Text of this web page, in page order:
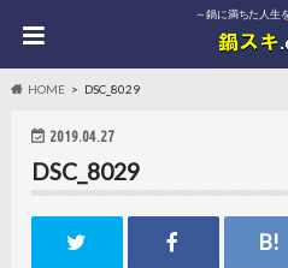
～鍋に満ちた人生
HOME DSC_8029
2019.04.27
DSC_8029